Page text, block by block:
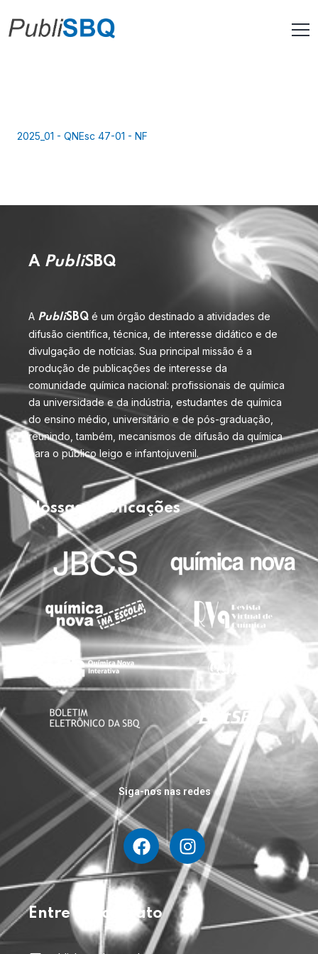
2025_01 - QNEsc 47-01 - NF
A PubliSBQ
A PubliSBQ é um órgão destinado a atividades de
difusão científica, técnica, de interesse didático e de
divulgação de notícias. Sua principal missão é a
produção de publicações de interesse da
comunidade química nacional: profissionais de química
da universidade e da indústria, estudantes de química
do ensino médio, universitário e de pós-graduação,
reunindo, também, mecanismos de difusão da química
para o público leigo e infantojuvenil.
Nossas publicações
Siga-nos nas redes
Entre em contato